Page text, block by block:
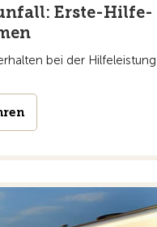
Erste-Hilfe-
bei der Hilfeleistung